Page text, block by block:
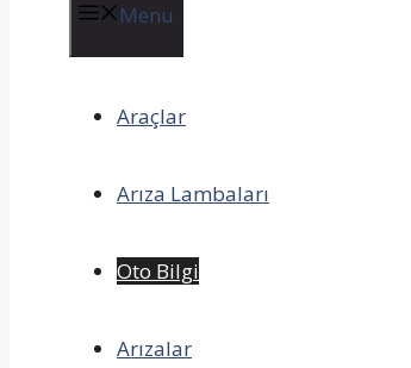
Menu
Araçlar
Arıza Lambaları
Oto Bilgi
Arızalar